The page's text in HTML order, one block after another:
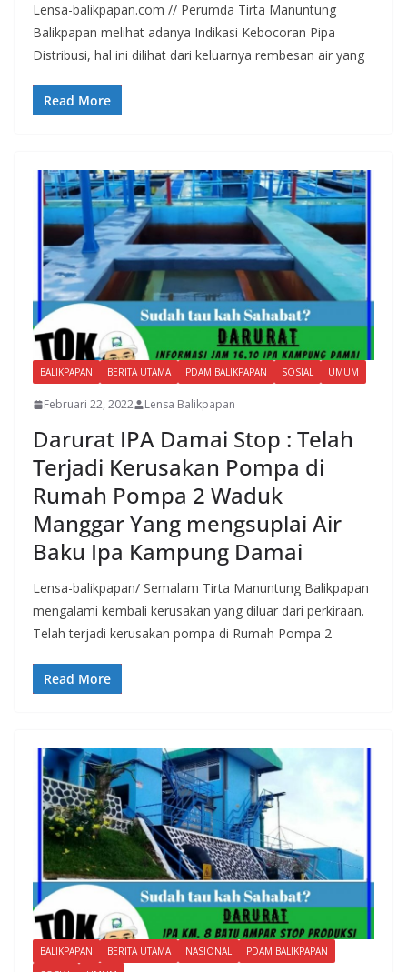
Lensa-balikpapan.com // Perumda Tirta Manuntung
Balikpapan melihat adanya Indikasi Kebocoran Pipa
Distribusi, hal ini dilihat dari keluarnya rembesan air yang
Read More
BALIKPAPAN BERITA UTAMA PDAM BALIKPAPAN SOSIAL UMUM
Februari 22, 2022 Lensa Balikpapan
Darurat IPA Damai Stop : Telah
Terjadi Kerusakan Pompa di
Rumah Pompa 2 Waduk
Manggar Yang mengsuplai Air
Baku Ipa Kampung Damai
Lensa-balikpapan/ Semalam Tirta Manuntung Balikpapan
mengalami kembali kerusakan yang diluar dari perkiraan.
Telah terjadi kerusakan pompa di Rumah Pompa 2
Read More
BALIKPAPAN BERITA UTAMA NASIONAL
PDAM BALIKPAPAN